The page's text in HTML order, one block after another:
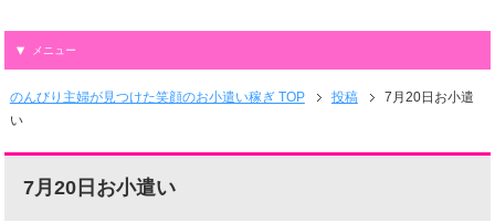
メニュー
のんびり主婦が見つけた笑顔のお小遣い稼ぎ TOP 投稿
7月20日お小遣
い
7月20日お小遣い